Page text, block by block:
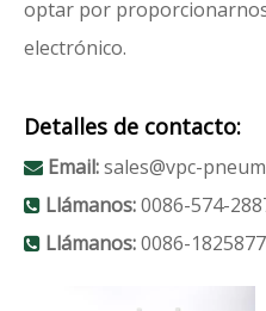
optar por
electrónico.
Detalles de contacto:
 Email:sales@vpc-
 Llámanos:0086-574-
 Llámanos:0086-